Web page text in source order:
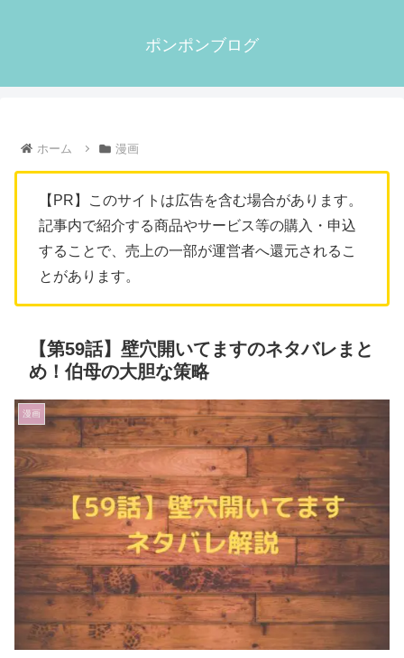
ポンポンブログ
ホーム 漫画
【PR】このサイトは広告を含む場合があります。
記事内で紹介する商品やサービス等の購入・申込
することで、売上の一部が運営者へ還元されるこ
とがあります。
【第59話】壁穴開いてますのネタバレまと
め！伯母の大胆な策略
漫画